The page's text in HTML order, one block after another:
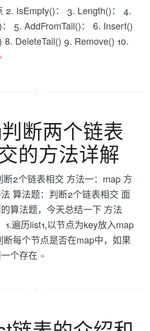
2. IsEmpty()： 3. Length()： 4.
5. AddFromTail()： 6. Insert()
8. DeleteTail() 9. Remove() 10.
断两个链表
的方法详解
断2个链表相交 方法一：map 方
算法题：判断2个链表相交 面
算法题，今天总结一下 方法
1.遍历list1,以节点为key放入map
每个节点是否在map中，如果
个存在 »